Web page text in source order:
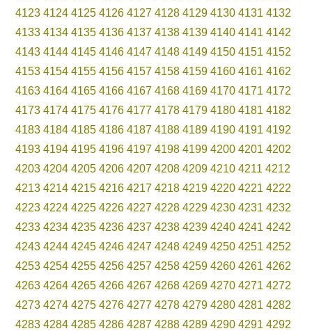
4123 4124 4125 4126 4127 4128 4129 4130 4131 4132
4133 4134 4135 4136 4137 4138 4139 4140 4141 4142
4143 4144 4145 4146 4147 4148 4149 4150 4151 4152
4153 4154 4155 4156 4157 4158 4159 4160 4161 4162
4163 4164 4165 4166 4167 4168 4169 4170 4171 4172
4173 4174 4175 4176 4177 4178 4179 4180 4181 4182
4183 4184 4185 4186 4187 4188 4189 4190 4191 4192
4193 4194 4195 4196 4197 4198 4199 4200 4201 4202
4203 4204 4205 4206 4207 4208 4209 4210 4211 4212
4213 4214 4215 4216 4217 4218 4219 4220 4221 4222
4223 4224 4225 4226 4227 4228 4229 4230 4231 4232
4233 4234 4235 4236 4237 4238 4239 4240 4241 4242
4243 4244 4245 4246 4247 4248 4249 4250 4251 4252
4253 4254 4255 4256 4257 4258 4259 4260 4261 4262
4263 4264 4265 4266 4267 4268 4269 4270 4271 4272
4273 4274 4275 4276 4277 4278 4279 4280 4281 4282
4283 4284 4285 4286 4287 4288 4289 4290 4291 4292